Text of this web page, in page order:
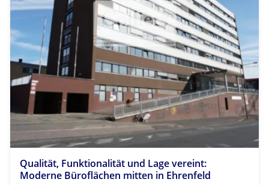
Qualität, Funktionalität und Lage vereint:
Moderne Büroflächen mitten in Ehrenfeld